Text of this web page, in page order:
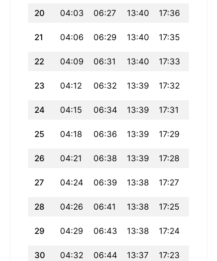
20 04:03 06:27 13:40 17:36
21 04:06 06:29 13:40 17:35
22 04:09 06:31 13:40 17:33
23 04:12 06:32 13:39 17:32
24 04:15 06:34 13:39 17:31
25 04:18 06:36 13:39 17:29
26 04:21 06:38 13:39 17:28
27 04:24 06:39 13:38 17:27
28 04:26 06:41 13:38 17:25
29 04:29 06:43 13:38 17:24
30 04:32 06:44 13:37 17:23